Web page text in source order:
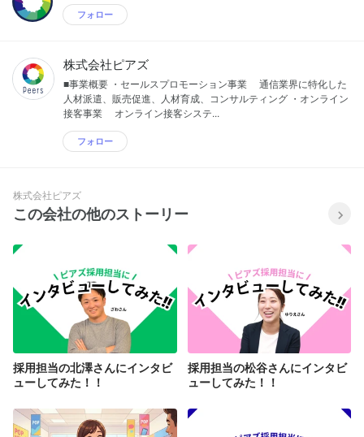
フォロー
株式会社ピアズ
■事業概要 ・セールスプロモーション事業 通信業界に特化した
人材派遣、販売促進、人材育成、コンサルティング ・オンライン
接客事業 オンライン接客システ...
フォロー
株式会社ピアズ
この会社の他のストーリー
採用担当の北澤さんにインタビ
ューしてみた！！
採用担当の松谷さんにインタビ
ューしてみた！！